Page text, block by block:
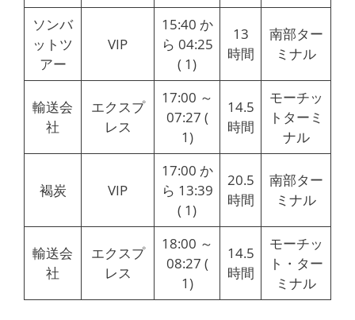
ソンバ
ットツ
アー
VIP
15:40 か
ら 04:25
( 1)
13
時間
南部ター
ミナル
輸送会
社
エクスプ
レス
17:00 ～
07:27 (
1)
14.5
時間
モーチッ
トターミ
ナル
褐炭 VIP
17:00 か
ら 13:39
( 1)
20.5
時間
南部ター
ミナル
輸送会
社
エクスプ
レス
18:00 ～
08:27 (
1)
14.5
時間
モーチッ
ト・ター
ミナル